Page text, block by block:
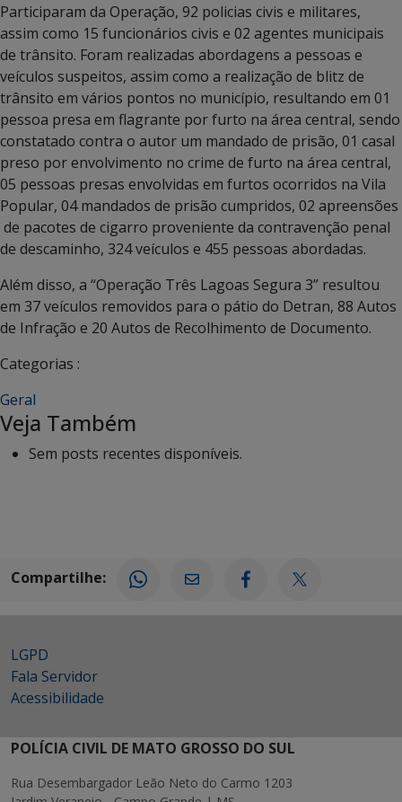
Participaram da Operação, 92 policias civis e militares,
assim como 15 funcionários civis e 02 agentes municipais
de trânsito. Foram realizadas abordagens a pessoas e
veículos suspeitos, assim como a realização de blitz de
trânsito em vários pontos no município, resultando em 01
pessoa presa em flagrante por furto na área central, sendo
constatado contra o autor um mandado de prisão, 01 casal
preso por envolvimento no crime de furto na área central,
05 pessoas presas envolvidas em furtos ocorridos na Vila
Popular, 04 mandados de prisão cumpridos, 02 apreensões
de pacotes de cigarro proveniente da contravenção penal
de descaminho, 324 veículos e 455 pessoas abordadas.
Além disso, a “Operação Três Lagoas Segura 3” resultou
em 37 veículos removidos para o pátio do Detran, 88 Autos
de Infração e 20 Autos de Recolhimento de Documento.
Categorias :
Geral
Veja Também
Sem posts recentes disponíveis.
Compartilhe:
LGPD
Fala Servidor
Acessibilidade
POLÍCIA CIVIL DE MATO GROSSO DO SUL
Rua Desembargador Leão Neto do Carmo 1203